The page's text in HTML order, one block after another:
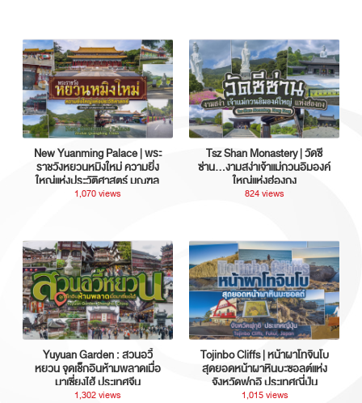
New Yuanming Palace | พระ
ราชวังหยวนหมิงใหม่ ความยิ่ง
ใหญ่แห่งประวัติศาสตร์ มณฑล
กวางตุ้ง ประเทศจีน
1,070 views
Tsz Shan Monastery | วัดซี
ซ่าน…งามสง่าเจ้าแม่กวนอิมองค์
ใหญ่แห่งฮ่องกง
824 views
Yuyuan Garden : สวนอวี้
หยวน จุดเช็กอินห้ามพลาดเมื่อ
มาเซี่ยงไฮ้ ประเทศจีน
1,302 views
Tojinbo Cliffs | หน้าผาโทจินโบ
สุดยอดหน้าผาหินบะซอลต์แห่ง
จังหวัดฟุกุอิ ประเทศญี่ปุ่น
1,015 views